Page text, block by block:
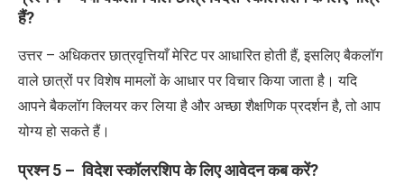
हैं?
उत्तर – अधिकतर छात्रवृत्तियाँ मेरिट पर आधारित होती हैं,इसलिए बैकलॉग
वाले छात्रों पर विशेष मामलों के आधार पर विचार किया जाता है। यदि
आपने बैकलॉग क्लियर कर लिया है और अच्छा शैक्षणिक प्रदर्शन है,तो आप
योग्य हो सकते हैं।
प्रश्न5 –विदेश स्कॉलरशिप के लिए आवेदन कब करें?